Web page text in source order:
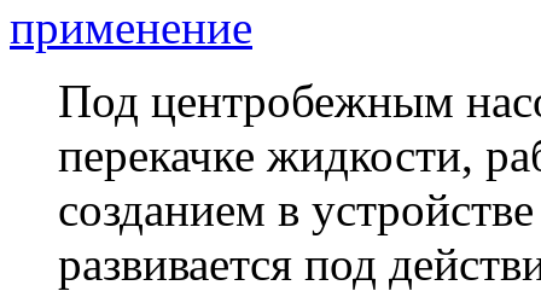
применение
Под центробежным
перекачке жидкости,
созданием в
развивается под